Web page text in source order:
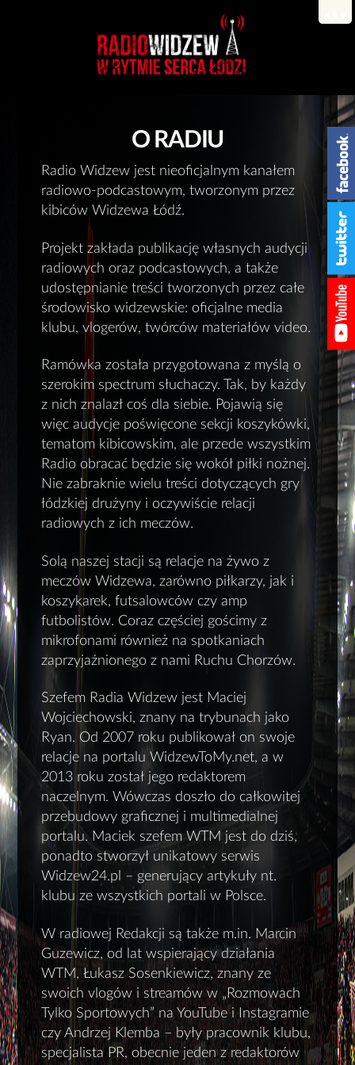
O RADIU
Radio Widzew jest nieoficjalnym kanałem
radiowo-podcastowym, tworzonym przez
kibiców Widzewa Łódź.
Projekt zakłada publikację własnych audycji
radiowych oraz podcastowych, a także
udostępnianie treści tworzonych przez całe
środowisko widzewskie: oficjalne media
klubu, vlogerów, twórców materiałów video.
Ramówka została przygotowana z myślą o
szerokim spectrum słuchaczy. Tak, by każdy
z nich znalazł coś dla siebie. Pojawią się
więc audycje poświęcone sekcji koszykówki,
tematom kibicowskim, ale przede wszystkim
Radio obracać będzie się wokół piłki nożnej.
Nie zabraknie wielu treści dotyczących gry
łódzkiej drużyny i oczywiście relacji
radiowych z ich meczów.
Solą naszej stacji są relacje na żywo z
meczów Widzewa, zarówno piłkarzy, jak i
koszykarek, futsalowców czy amp
futbolistów. Coraz częściej gościmy z
mikrofonami również na spotkaniach
zaprzyjaźnionego z nami Ruchu Chorzów.
Szefem Radia Widzew jest Maciej
Wojciechowski, znany na trybunach jako
Ryan. Od 2007 roku publikował on swoje
relacje na portalu WidzewToMy.net, a w
2013 roku został jego redaktorem
naczelnym. Wówczas doszło do całkowitej
przebudowy graficznej i multimedialnej
portalu. Maciek szefem WTM jest do dziś,
ponadto stworzył unikatowy serwis
Widzew24.pl – generujący artykuły nt.
klubu ze wszystkich portali w Polsce.
W radiowej Redakcji są także m.in. Marcin
Guzewicz, od lat wspierający działania
WTM, Łukasz Sosenkiewicz, znany ze
swoich vlogów i streamów w „Rozmowach
Tylko Sportowych” na YouTube i Instagramie
czy Andrzej Klemba – były pracownik klubu,
specjalista PR, obecnie jeden z redaktorów